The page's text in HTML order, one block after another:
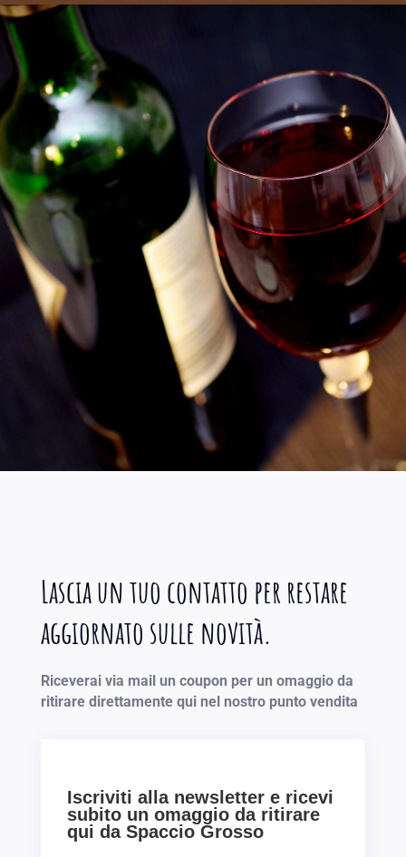
Lascia un tuo contatto per restare
aggiornato sulle novità.
Riceverai via mail un coupon per un omaggio da
ritirare direttamente qui nel nostro punto vendita
Iscriviti alla newsletter e ricevi
subito un omaggio da ritirare
qui da Spaccio Grosso